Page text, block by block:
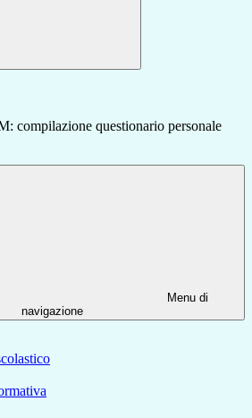
compilazione questionario personale
Menu di
navigazione